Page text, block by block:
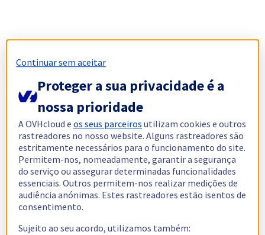
Continuar sem aceitar
Proteger a sua privacidade é a
nossa prioridade
A OVHcloud eos seus parceiros utilizam cookies e outros
rastreadores no nosso website. Alguns rastreadores são
estritamente necessários para o funcionamento do site.
Permitem-nos, nomeadamente, garantir a segurança
do serviço ou assegurar determinadas funcionalidades
essenciais. Outros permitem-nos realizar medições de
audiência anónimas. Estes rastreadores estão isentos de
consentimento.
Sujeito ao seu acordo, utilizamos também: